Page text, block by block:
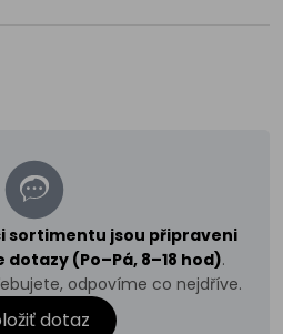
sortimentu jsou připraveni
(Po–Pá, 8–18 hod).
odpovíme co nejdříve.
dotaz